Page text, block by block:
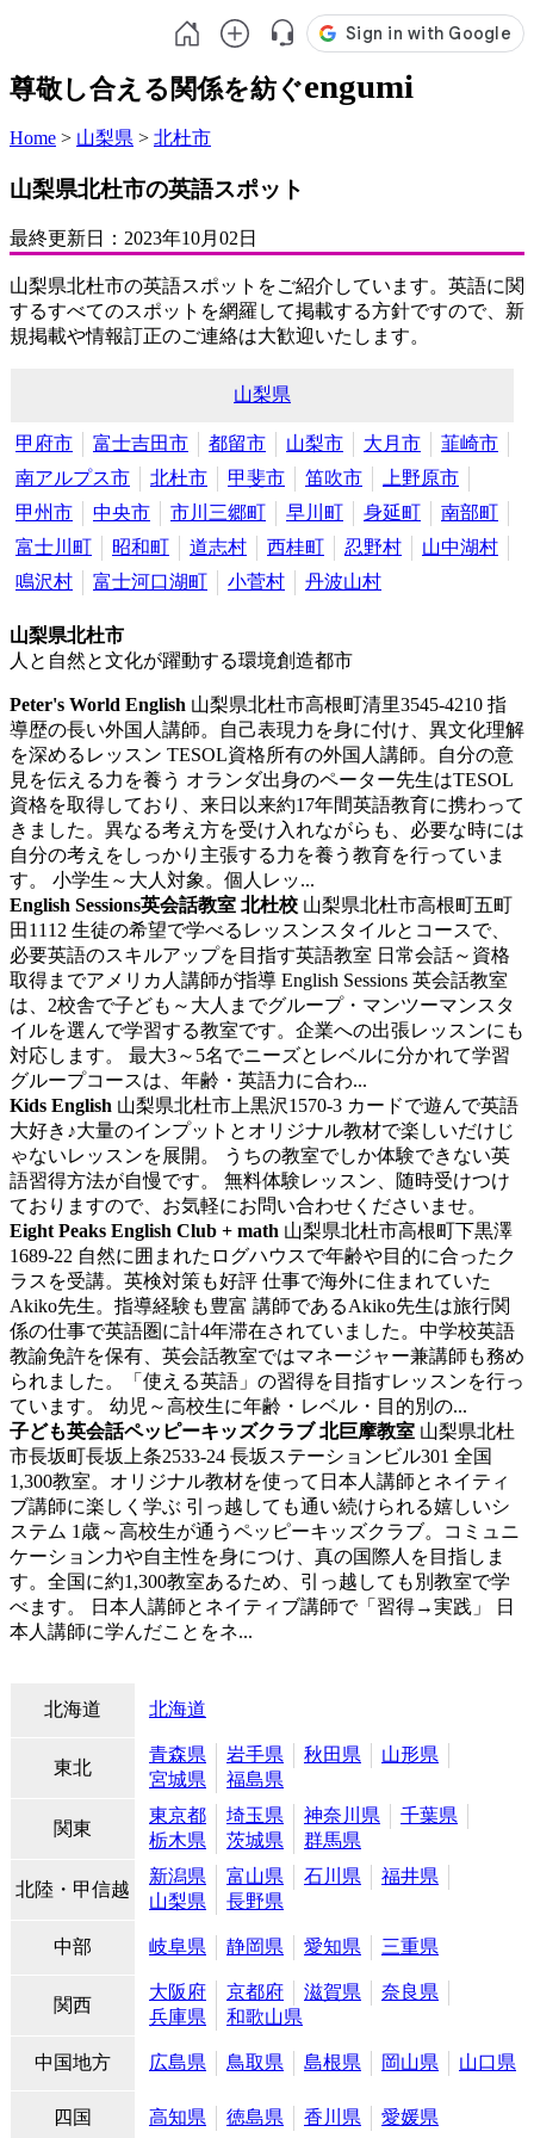
尊敬し合える関係を紡ぐengumi
Home > 山梨県 > 北杜市
山梨県北杜市の英語スポット
最終更新日： 2023年10月02日
山梨県北杜市の英語スポットをご紹介しています。英語に関
するすべてのスポットを網羅して掲載する方針ですので、新
規掲載や情報訂正のご連絡は大歓迎いたします。
山梨県
甲府市 富士吉田市 都留市 山梨市 大月市
韮崎市
南アルプス市
北杜市 甲斐市 笛吹市
上野原市
甲州市
中央市 市川三郷町 早川町 身延町
南部町
富士川町
昭和町 道志村 西桂町 忍野村
山中湖村
鳴沢村
富士河口湖町 小菅村 丹波山村
山梨県北杜市
人と自然と文化が躍動する環境創造都市
Peter's World English 山梨県北杜市高根町清里3545-4210 指
導歴の長い外国人講師。自己表現力を身に付け、異文化理解
を深めるレッスン TESOL資格所有の外国人講師。自分の意
見を伝える力を養う オランダ出身のペーター先生はTESOL
資格を取得しており、来日以来約17年間英語教育に携わって
きました。異なる考え方を受け入れながらも、必要な時には
自分の考えをしっかり主張する力を養う教育を行っていま
す。 小学生～大人対象。個人レッ...
English Sessions英会話教室 北杜校 山梨県北杜市高根町五町
田1112 生徒の希望で学べるレッスンスタイルとコースで、
必要英語のスキルアップを目指す英語教室 日常会話～資格
取得までアメリカ人講師が指導 English Sessions 英会話教室
は、2校舎で子ども～大人までグループ・マンツーマンスタ
イルを選んで学習する教室です。企業への出張レッスンにも
対応します。 最大3～5名でニーズとレベルに分かれて学習
グループコースは、年齢・英語力に合わ...
Kids English 山梨県北杜市上黒沢1570-3 カードで遊んで英語
大好き♪大量のインプットとオリジナル教材で楽しいだけじ
ゃないレッスンを展開。
うちの教室でしか体験できない英
語習得方法が自慢です。 無料体験レッスン、随時受けつけ
ておりますので、お気軽にお問い合わせくださいませ。
Eight Peaks English Club + math 山梨県北杜市高根町下黒澤
1689-22 自然に囲まれたログハウスで年齢や目的に合ったク
ラスを受講。英検対策も好評 仕事で海外に住まれていた
Akiko先生。指導経験も豊富 講師であるAkiko先生は旅行関
係の仕事で英語圏に計4年滞在されていました。中学校英語
教諭免許を保有、英会話教室ではマネージャー兼講師も務め
られました。「使える英語」の習得を目指すレッスンを行っ
ています。 幼児～高校生に年齢・レベル・目的別の...
子ども英会話ペッピーキッズクラブ 北巨摩教室 山梨県北杜
市長坂町長坂上条2533-24 長坂ステーションビル301 全国
1,300教室。オリジナル教材を使って日本人講師とネイティ
ブ講師に楽しく学ぶ 引っ越しても通い続けられる嬉しいシ
ステム 1歳～高校生が通うペッピーキッズクラブ。コミュニ
ケーション力や自主性を身につけ、真の国際人を目指しま
す。全国に約1,300教室あるため、引っ越しても別教室で学
べます。 日本人講師とネイティブ講師で「習得→実践」 日
本人講師に学んだことをネ...
北海道 北海道
東北
青森県 岩手県 秋田県
山形県
宮城県
福島県
関東
東京都 埼玉県 神奈川県
千葉県
栃木県
茨城県 群馬県
北陸・甲信越
新潟県 富山県 石川県
福井県
山梨県
長野県
中部 岐阜県 静岡県 愛知県 三重県
関西
大阪府 京都府 滋賀県
奈良県
兵庫県
和歌山県
中国地方 広島県 鳥取県 島根県 岡山県 山口県
四国 高知県 徳島県 香川県 愛媛県